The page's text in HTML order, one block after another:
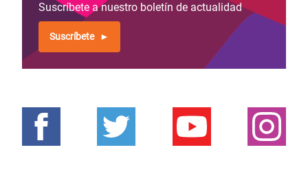
Suscríbete a nuestro boletín de actualidad
Suscríbete